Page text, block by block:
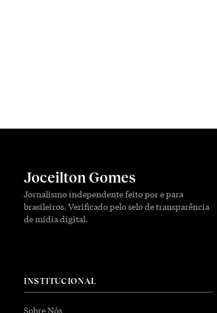
Joceilton Gomes
Jornalismo independente feito por e para
brasileiros. Verificado pelo selo de transparência
de mídia digital.
INSTITUCIONAL
Sobre Nós